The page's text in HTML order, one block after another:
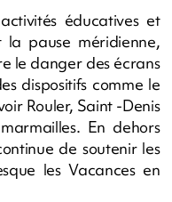
éducatives et
la pause méridienne,
le danger des écrans
dispositifs comme le
Rouler, Saint -Denis
En dehors
de soutenir les
les Vacances en